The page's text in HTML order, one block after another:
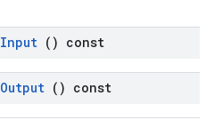
Input () const
Output () const